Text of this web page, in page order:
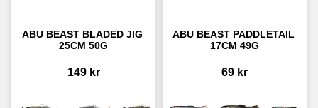
ABU BEAST BLADED JIG
25CM 50G
149kr
ABU BEAST PADDLETAIL
17CM 49G
69 kr